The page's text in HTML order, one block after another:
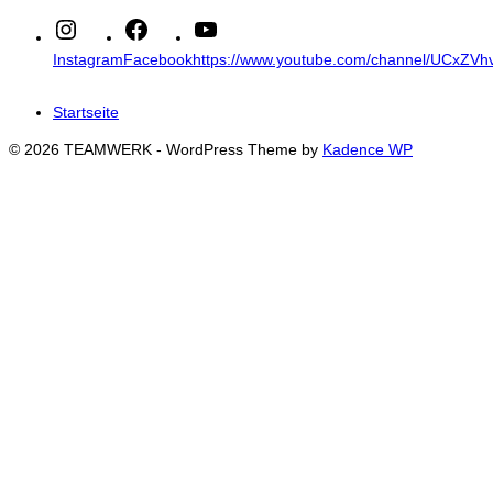
InstagramFacebookhttps://www.youtube.com/channel/
Startseite
© 2026 TEAMWERK - WordPress Theme by Kadence WP